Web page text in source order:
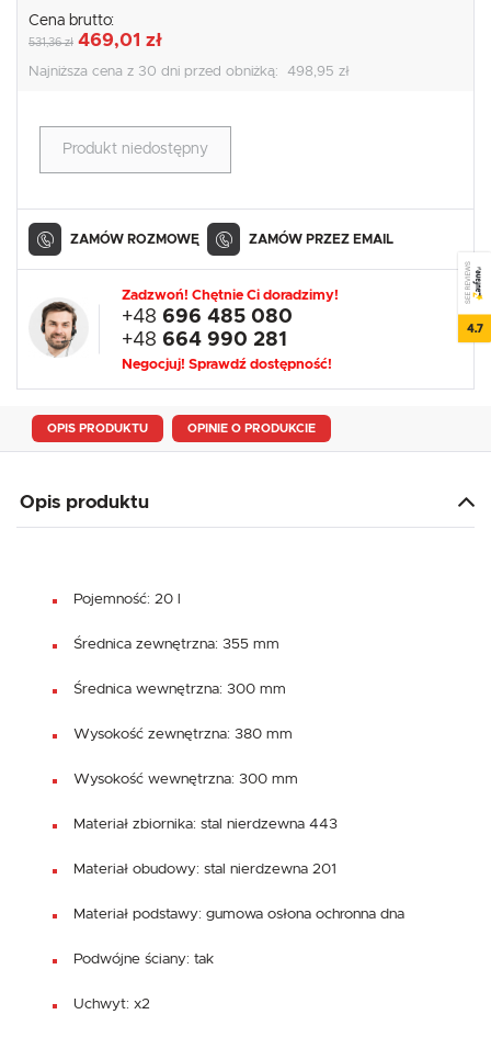
Cena brutto:
531,36 zł 469,01 zł
Najniższa cena z 30 dni przed obniżką: 498,95 zł
Produkt niedostępny
ZAMÓW ROZMOWĘ ZAMÓW PRZEZ EMAIL
Zadzwoń! Chętnie Ci doradzimy!
+48 696 485 080
+48 664 990 281
Negocjuj! Sprawdź dostępność!
OPIS PRODUKTU OPINIE O PRODUKCIE
Opis produktu
Pojemność: 20 l
Średnica zewnętrzna: 355 mm
Średnica wewnętrzna: 300 mm
Wysokość zewnętrzna: 380 mm
Wysokość wewnętrzna: 300 mm
Materiał zbiornika: stal nierdzewna 443
Materiał obudowy: stal nierdzewna 201
Materiał podstawy: gumowa osłona ochronna dna
Podwójne ściany: tak
Uchwyt: x2
SEE REVIEWS
4.7